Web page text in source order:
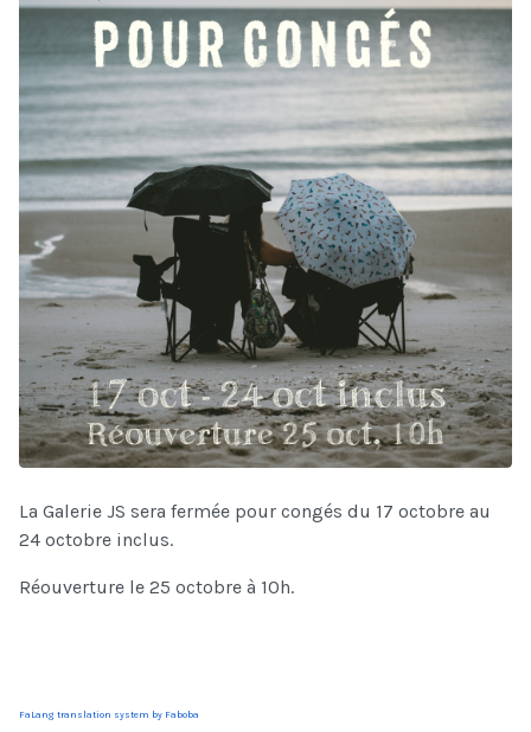
La Galerie JS sera fermée pour congés du 17 octobre au
24 octobre inclus.
Réouverture le 25 octobre à 10h.
FaLang translation system by Faboba